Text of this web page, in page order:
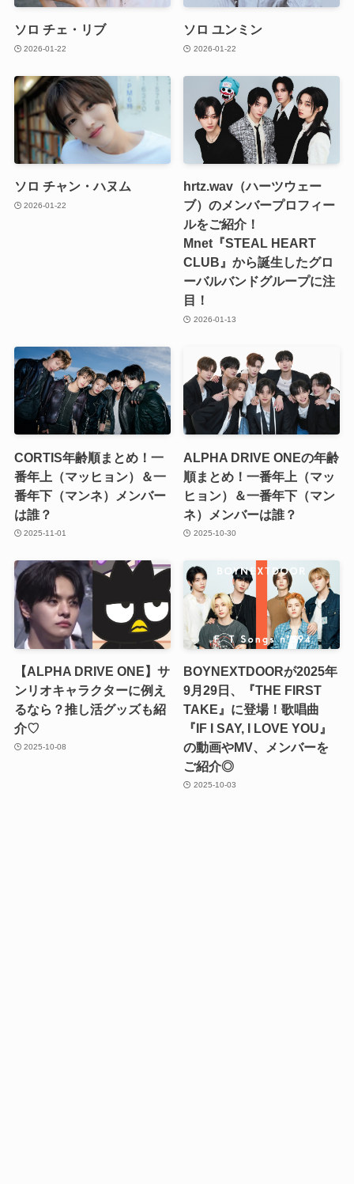
ソロ チェ・リブ
2026-01-22
ソロ ユンミン
2026-01-22
ソロ チャン・ハヌム
2026-01-22
hrtz.wav（ハーツウェー
ブ）のメンバープロフィー
ルをご紹介！
Mnet『STEAL HEART
CLUB』から誕生したグロ
ーバルバンドグループに注
目！
2026-01-13
CORTIS年齢順まとめ！一
番年上（マッヒョン）＆一
番年下（マンネ）メンバー
は誰？
2025-11-01
ALPHA DRIVE ONEの年齢
順まとめ！一番年上（マッ
ヒョン）＆一番年下（マン
ネ）メンバーは誰？
2025-10-30
【ALPHA DRIVE ONE】サ
ンリオキャラクターに例え
るなら？推し活グッズも紹
介♡
2025-10-08
BOYNEXTDOORが2025年
9月29日、『THE FIRST
TAKE』に登場！歌唱曲
『IF I SAY, I LOVE YOU』
の動画やMV、メンバーを
ご紹介◎
2025-10-03